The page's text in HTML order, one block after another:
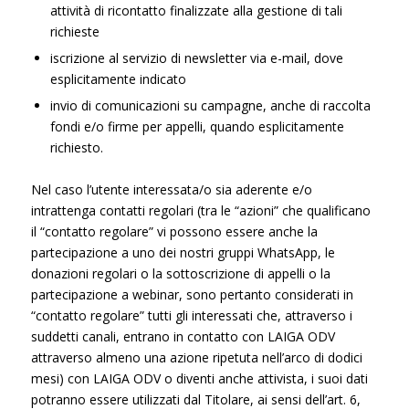
attività di ricontatto finalizzate alla gestione di tali
richieste
iscrizione al servizio di newsletter via e-mail, dove
esplicitamente indicato
invio di comunicazioni su campagne, anche di raccolta
fondi e/o firme per appelli, quando esplicitamente
richiesto.
Nel caso l’utente interessata/o sia aderente e/o
intrattenga contatti regolari (tra le “azioni” che qualificano
il “contatto regolare” vi possono essere anche la
partecipazione a uno dei nostri gruppi WhatsApp, le
donazioni regolari o la sottoscrizione di appelli o la
partecipazione a webinar, sono pertanto considerati in
“contatto regolare” tutti gli interessati che, attraverso i
suddetti canali, entrano in contatto con LAIGA ODV
attraverso almeno una azione ripetuta nell’arco di dodici
mesi) con LAIGA ODV o diventi anche attivista, i suoi dati
potranno essere utilizzati dal Titolare, ai sensi dell’art. 6,